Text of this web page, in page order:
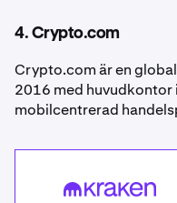
4. Crypto.com
Crypto.com är en
2016 med huvudkontor
mobilcentrerad
Kraken